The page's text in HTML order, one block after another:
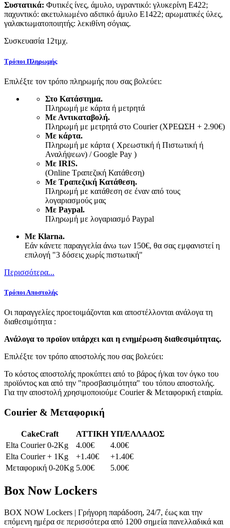
Συστατικά: Φυτικές ίνες, άμυλο, υγραντικό: γλυκερίνη E422;
παχυντικό: ακετυλιωμένο αδιπικό άμυλο E1422; αρωματικές ύλες,
γαλακτωματοποιητής: λεκιθίνη σόγιας.
Συσκευασία 12τμχ.
Τρόποι Πληρωμής
Επιλέξτε τον τρόπο πληρωμής που σας βολεύει:
Στο Κατάστημα.
Πληρωμή με κάρτα ή μετρητά
Με Αντικαταβολή.
Πληρωμή με μετρητά στο Courier (ΧΡΕΩΣΗ + 2.90€)
Με κάρτα.
Πληρωμή με κάρτα ( Χρεωστική ή Πιστωτική ή
Αναλήψεων) / Google Pay )
Με IRIS.
(Online Τραπεζική Κατάθεση)
Με Τραπεζική Κατάθεση.
Πληρωμή με κατάθεση σε έναν από τους
λογαριασμούς μας
Με Paypal.
Πληρωμή με λογαριασμό Paypal
Με Klarna.
Εάν κάνετε παραγγελία άνω των 150€, θα σας εμφανιστεί η
επιλογή "3 δόσεις χωρίς πιστωτική"
Περισσότερα...
Τρόποι Αποστολής
Οι παραγγελίες προετοιμάζονται και αποστέλλονται ανάλογα τη
διαθεσιμότητα :
Ανάλογα το προϊoν υπάρχει και η ενημέρωση διαθεσιμότητας.
Επιλέξτε τον τρόπο αποστολής που σας βολεύει:
Το κόστος αποστολής προκύπτει από το βάρος ή/και τον όγκο του
προϊόντος και από την "προσβασιμότητα" του τόπου αποστολής.
Για την αποστολή χρησιμοποιούμε Courier & Μεταφορική εταιρία.
Courier & Μεταφορική
CakeCraft ATTIKH ΥΠ/ΕΛΛΑΔΟΣ
Elta Courier 0-2Kg
4.00€
4.00€
Elta Courier + 1Kg
+1.40€
+1.40€
Μεταφορική 0-20Kg 5.00€ 5.00€
Box Now Lockers
BOX NOW Lockers | Γρήγορη παράδοση, 24/7, έως και την
επόμενη ημέρα σε περισσότερα από 1200 σημεία πανελλαδικά και